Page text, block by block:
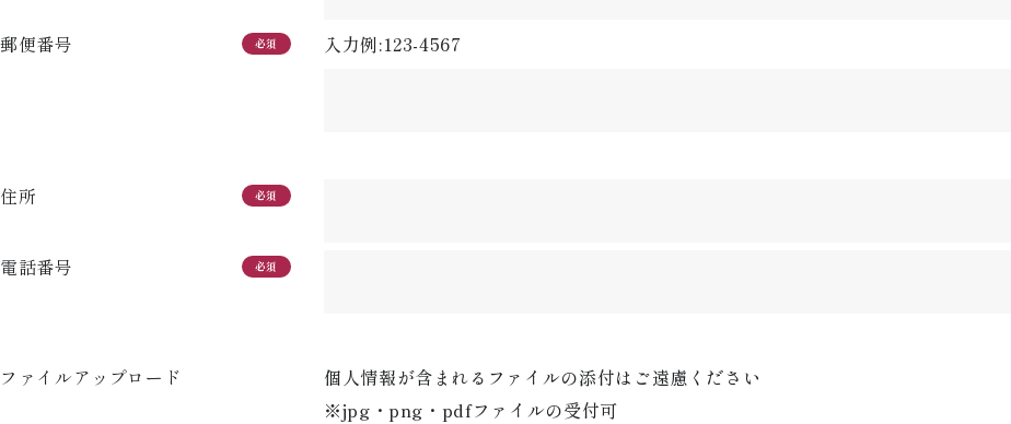
郵便番号 必須 入力例:123-4567
住所 必須
電話番号 必須
ファイルアップロード
個人情報が含まれるファイルの添付はご遠慮ください
※jpg・png・pdfファイルの受付可